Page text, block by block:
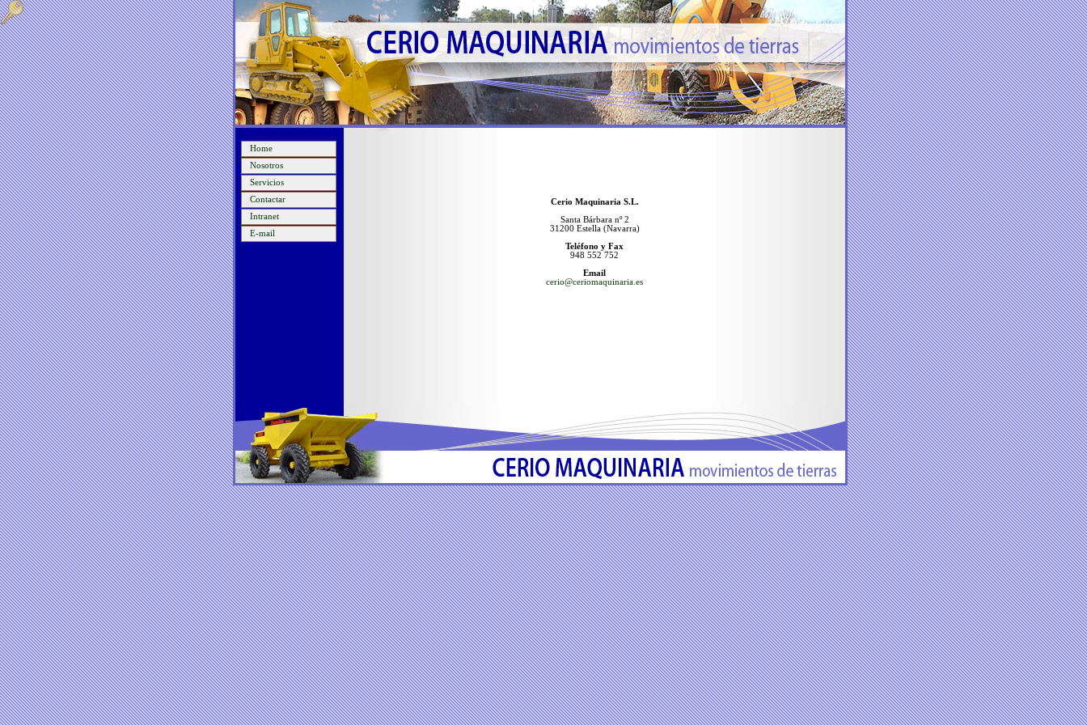
Home
Nosotros
Servicios
Contactar
Intranet
E-mail
Cerio Maquinaria S.L.
Santa Bárbara nº 2
31200 Estella (Navarra)
Teléfono y Fax
948 552 752
Email
cerio@ceriomaquinaria.es